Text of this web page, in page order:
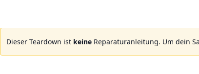
Dieser Teardown ist keine Reparaturanleitung. Um dein